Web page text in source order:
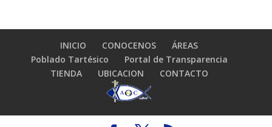
INICIO CONOCENOS
ÁREAS
Poblado Tartésico
Portal de Transparencia
TIENDA
UBICACION CONTACTO